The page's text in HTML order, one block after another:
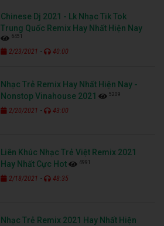
Chinese Dj 2021 - Lk Nhạc Tik Tok
Trung Quốc Remix Hay Nhất Hiện Nay
6451
2/23/2021 - 40:00
Nhạc Trẻ Remix Hay Nhất Hiện Nay -
Nonstop Vinahouse 2021
5209
2/20/2021 - 43:00
Liên Khúc Nhạc Trẻ Việt Remix 2021
Hay Nhất Cực Hot
4991
2/18/2021 - 48:35
Nhạc Trẻ Remix 2021 Hay Nhất Hiện